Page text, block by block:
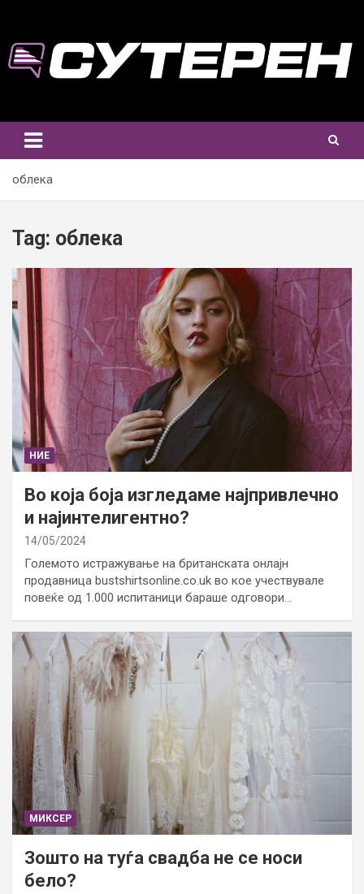
content
облека
Tag: облека
НИЕ
Во која боја изгледаме најпривлечно
и најинтелигентно?
14/05/2024
Големото истражување на британската онлајн
продавница bustshirtsonline.co.uk во кое учествувале
повеќе од 1.000 испитаници бараше одговори…
МИКСЕР
Зошто на туѓа свадба не се носи
бело?